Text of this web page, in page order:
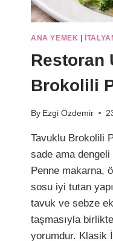
ANA YEMEK
Restoran
Brokolili
By Ezgi Özdemir
Tavuklu Brokolili
sade ama dengeli
Penne makarna,
sosu iyi tutan
tavuk ve sebze
taşmasıyla
yorumdur. Klasik